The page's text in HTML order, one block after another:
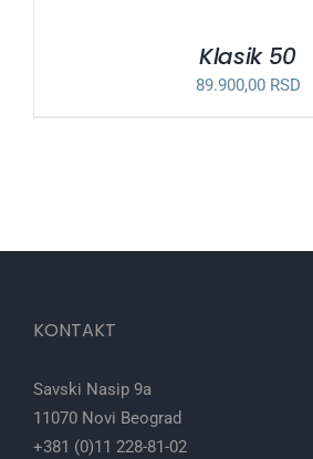
Klasik 50
89.900,00 RSD
KONTAKT
Savski Nasip 9a
11070 Novi Beograd
+381 (0)11 228-81-02